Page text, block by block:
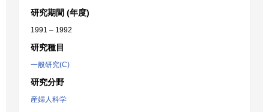
研究期間 (年度)
1991 – 1992
研究種目
一般研究(C)
研究分野
産婦人科学